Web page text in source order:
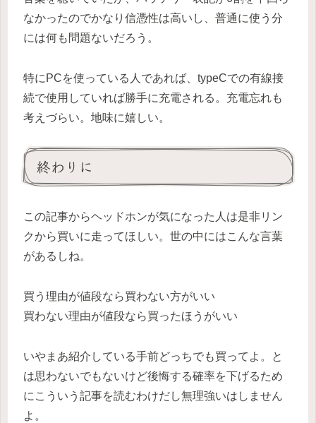
なかったのでかなり信憑性は高いし、普通に使う分
には何も問題ないだろう。
特にPCを使っている人であれば、typeCでの有線接
続で使用していれば勝手に充電される。充電忘れも
考えづらい。地味に嬉しい。
終わりに
この記事からヘッドホンが気になった人は是非リン
クから買いに走ってほしい。世の中にはこんな言葉
があるしね。
買う理由が値段なら買わない方がいい
買わない理由が値段なら買ったほうがいい
いやまあ紹介している手前どっちでも買ってよ。と
は思わないでもないけど後悔する確率を下げるため
にこういう記事を読むわけだし無理強いはしません
よ。